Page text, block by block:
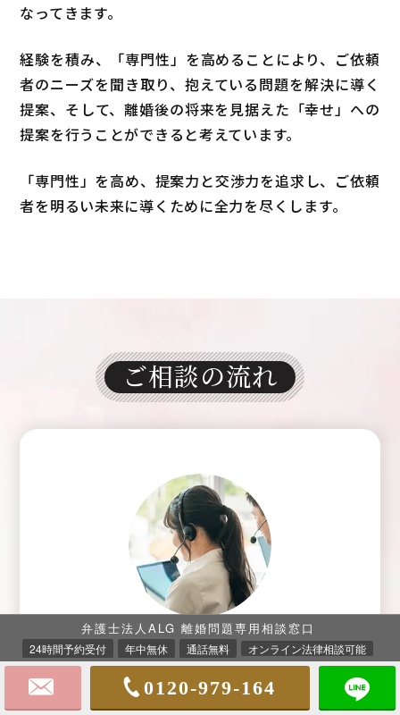
なってきます。
経験を積み、「専門性」を高めることにより、ご依頼
者のニーズを聞き取り、抱えている問題を解決に導く
提案、そして、離婚後の将来を見据えた「幸せ」への
提案を行うことができると考えています。
「専門性」を高め、提案力と交渉力を追求し、ご依頼
者を明るい未来に導くために全力を尽くします。
ご相談の流れ
01 お電話かメールにて
お問合わせください
まずはお電話かメールにてお問合わせください。
弁護士法人ALG 離婚問題専用相談窓口
24時間予約受付 年中無休 通話無料 オンライン法律相談可能
0120-979-164